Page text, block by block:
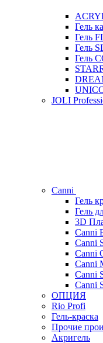
Гель
Гель
Гель
Гель
JOLI
Canni
Гель
Гель
3D
Canni
Canni
Canni
Canni
Canni
Canni
ОПЦИЯ
Rio Profi
Гель-краска
Прочие
Акригель